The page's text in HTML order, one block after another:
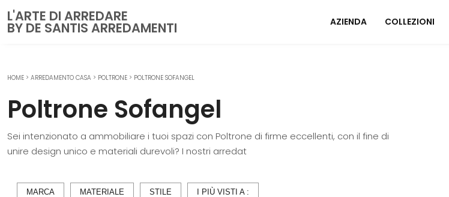
L'ARTE DI ARREDARE
BY DE SANTIS ARREDAMENTI AZIENDA COLLEZIONI
CUCINE
Cucine Moderne
Cucine Classiche
Cucine su misura
Librerie
Poltrone relax
HOME > ARREDAMENTO CASA > POLTRONE > POLTRONE SOFANGEL
Poltrone Sofangel
Sei intenzionato a ammobiliare i tuoi spazi con Poltrone di firme eccellenti, con il fine di
unire design unico e materiali durevoli? I nostri arredat
MARCA MATERIALE STILE I PIÙ VISTI A :